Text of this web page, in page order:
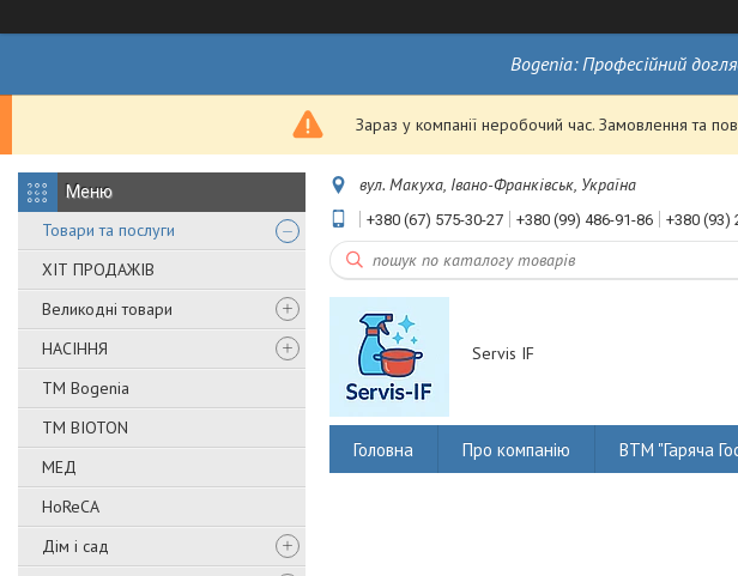
Bogenia: Професійний
Зараз у компанії неробочий час. Замовлення та
Товари та послуги
ХІТ ПРОДАЖІВ
Великодні товари
НАСІННЯ
ТМ Bogenia
ТМ BIOTON
МЕД
HoReCA
Дім і сад
вул. Макуха, Івано-Франківськ, Україна
+380 (67) 575-30-27 +380 (99) 486-91-86 +380 (93)
Servis IF
Головна Про компанію ВТМ "Гаряча